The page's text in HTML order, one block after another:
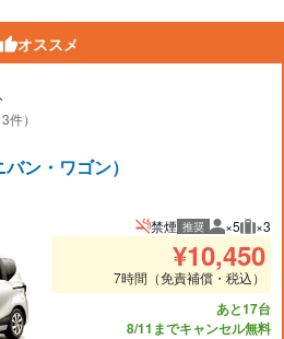
オススメ
件）
ン・ワゴン）
禁煙 推奨 推奨人数
×5 推奨
×3
¥10,450
7時間（免責補償・税込）
あと17台
8/11までキャンセル無料